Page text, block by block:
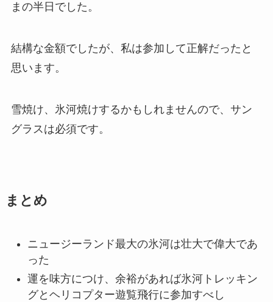
まの半日でした。
結構な金額でしたが、私は参加して正解だったと
思います。
雪焼け、氷河焼けするかもしれませんので、サン
グラスは必須です。
まとめ
ニュージーランド最大の氷河は壮大で偉大であ
った
運を味方につけ、余裕があれば氷河トレッキン
グとヘリコプター遊覧飛行に参加すべし